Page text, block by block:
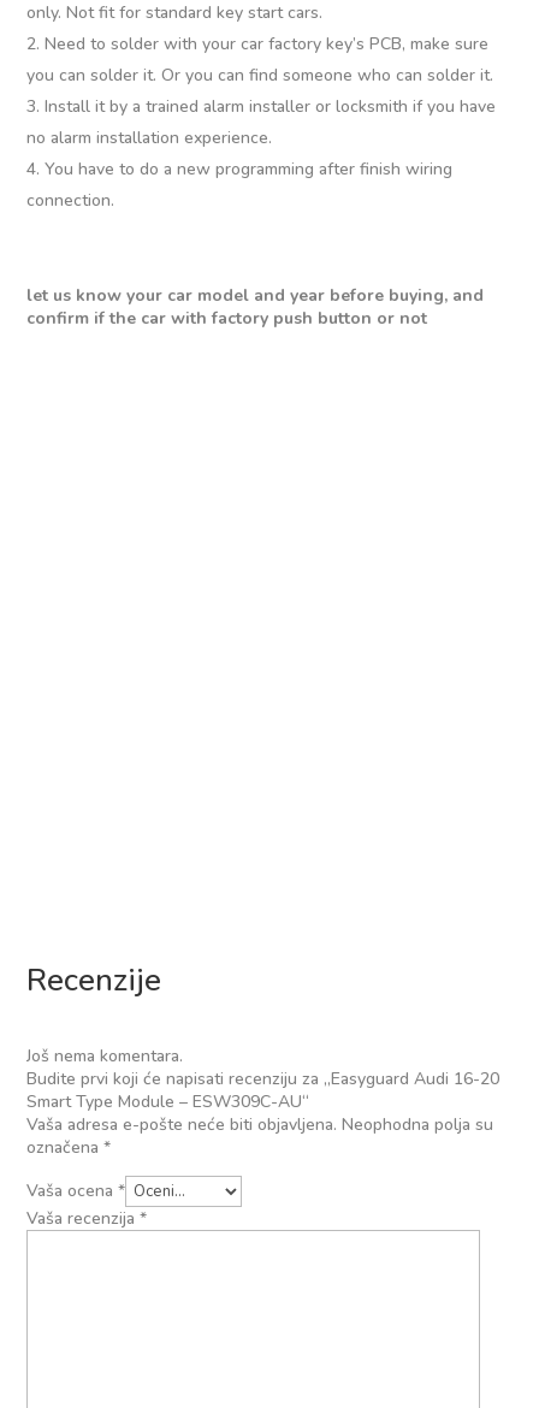
only. Not fit for standard key start cars.
Need to solder with your car factory key’s PCB, make sure
you can solder it. Or you can find someone who can solder it.
Install it by a trained alarm installer or locksmith if you have
no alarm installation experience.
You have to do a new programming after finish wiring
connection.
let us know your car model and year before buying, and
confirm if the car with factory push button or not
Recenzije
Još nema komentara.
Budite prvi koji će napisati recenziju za „Easyguard Audi 16-20
Smart Type Module – ESW309C-AU“
Vaša adresa e-pošte neće biti objavljena. Neophodna polja su
označena*
Vaša ocena*
Vaša recenzija*